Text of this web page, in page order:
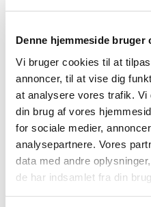
Denne hjemmeside bruger
Vi bruger cookies til at
annoncer, til at vise dig
at analysere vores trafik. Vi
din brug af vores
for sociale medier,
analysepartnere. Vores
data med andre
de har indsamlet fra din